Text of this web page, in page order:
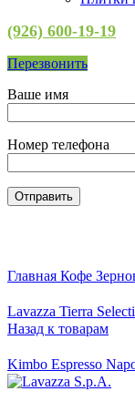
(926) 600-19-19
Перезвонить
Ваше имя
Номер телефона
Главная Кофе
Lavazza Tierra
Назад к товарам
Kimbo Еspresso